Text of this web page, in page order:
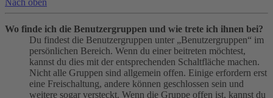
Nach oben
Wo finde ich die Benutzergruppen und wie trete ich ihnen bei?
Du findest die Benutzergruppen unter „Benutzergruppen“ im
persönlichen Bereich. Wenn du einer beitreten möchtest,
kannst du dies mit der entsprechenden Schaltfläche machen.
Nicht alle Gruppen sind allgemein offen. Einige erfordern erst
eine Freischaltung, andere können geschlossen sein und
weitere sogar versteckt. Wenn die Gruppe offen ist, kannst du